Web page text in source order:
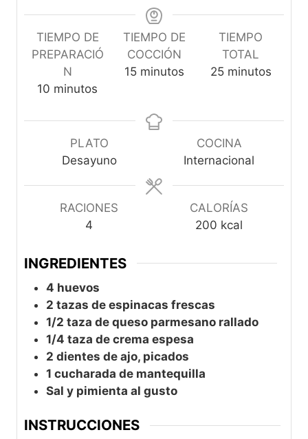
TIEMPO DE
PREPARACIÓ
N
10 m
n
minutos
TIEMPO DE
COCCIÓN
15mminutos
TIEMPO
TOTAL
25m
u
t
o
minutos
PLATO
Desayuno
COCINA
Internacional
RACIONES
4
CALORÍAS
200 kcal
INGREDIENTES
4 huevos
2 tazas de espinacas frescas
1/2 taza de queso parmesano rallado
1/4 taza de crema espesa
2 dientes de ajo, picados
1 cucharada de mantequilla
Sal y pimienta al gusto
INSTRUCCIONES